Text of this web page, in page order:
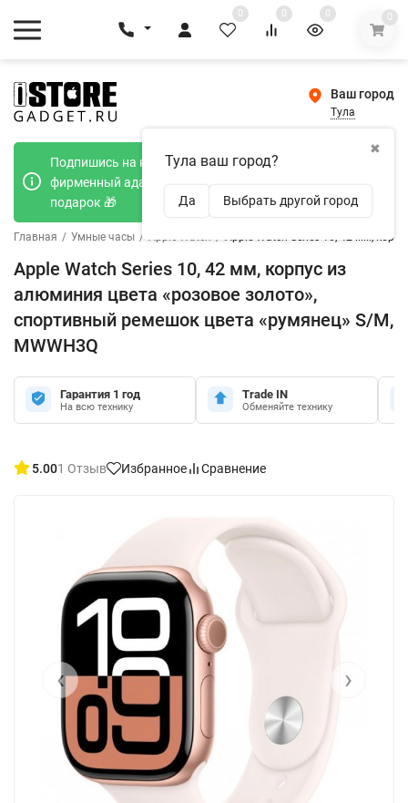
0 0 0 0
Ваш город
Тула
✖
Тула ваш город?
Да Выбрать другой город
Подпишись на наш телеграмм канал и получи
фирменный адаптер Type-C 20W при покупке в
подарок 🎁
Главная / Умные часы / Apple Watch / Apple Watch Series 10, 42 мм,
Apple Watch Series 10, 42 мм, корпус из
алюминия цвета «розовое золото»,
спортивный ремешок цвета «румянец» S/M,
MWWH3Q
Гарантия 1 год
На всю технику
Trade IN
Обменяйте технику
5.001 Отзыв Избранное Сравнение
‹ ›